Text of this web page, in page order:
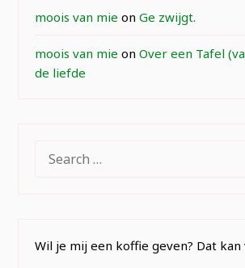
moois van mie onGe zwijgt.
moois van mie onOver een Tafel
de liefde
FOR:
Wil je mij een koffie geven? Dat kan